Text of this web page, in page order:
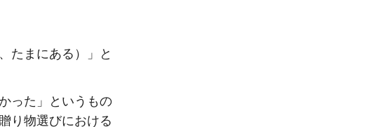
たまにある）」と
った」というもの
り物選びにおける